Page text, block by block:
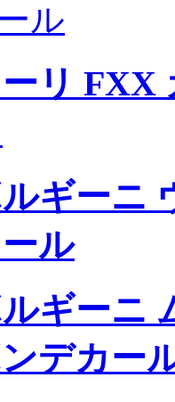
ル
リ FXX
ギーニ
ル
ギーニ
デカー